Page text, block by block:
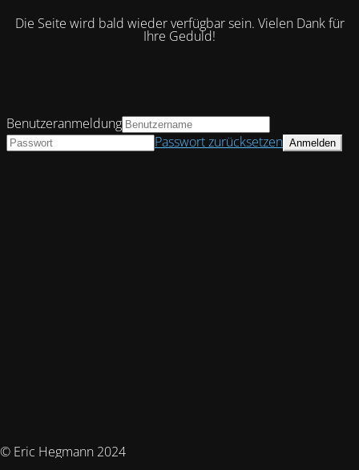
Die Seite wird bald wieder verfügbar sein. Vielen Dank für
Ihre Geduld!
© Eric Hegmann 2024
Benutzeranmeldung
Passwort zurücksetzen